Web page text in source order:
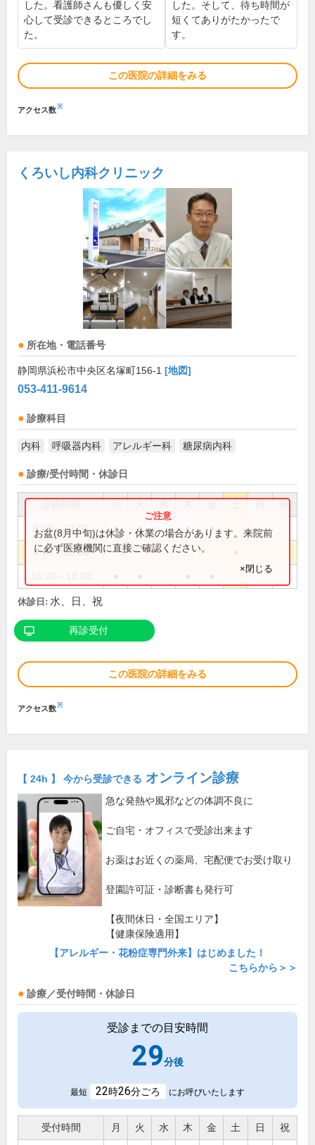
した。看護師さんも優しく安
心して受診できるところでし
た。
した。そして、待ち時間が
短くてありがたかったで
す。
この医院の詳細をみる
アクセス数※
くろいし内科クリニック
所在地・電話番号
静岡県浜松市中央区名塚町156-1 [地図]
053-411-9614
診療科目
内科 呼吸器内科 アレルギー科 糖尿病内科
診療/受付時間・休診日
祝
9:00～12:00 ● ● ● ●
9:00～13:00
お盆(8月中旬)は休診・休業の場合があります。来院前
に必ず医療機関に直接ご確認ください。
×閉じる
休診日: 水、日、祝
再診受付
この医院の詳細をみる
アクセス数※
【 24h 】 今から受診できる オンライン診療
急な発熱や風邪などの体調不良に
ご自宅・オフィスで受診出来ます
お薬はお近くの薬局、宅配便でお受け取り
登園許可証・診断書も発行可
【夜間休日・全国エリア】
【健康保険適用】
【アレルギー・花粉症専門外来】はじめました！
こちらから＞＞
診療／受付時間・休診日
受診までの目安時間
29分後
最短 22時26分ごろ にお呼びいたします
受付時間 月 火 水 木 金 土 日 祝